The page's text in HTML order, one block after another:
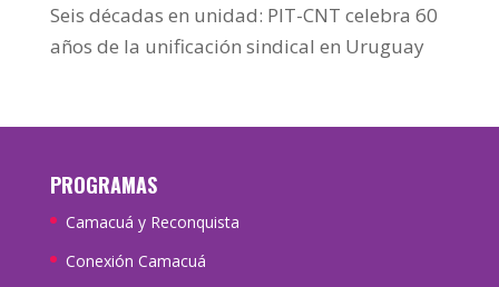
Seis décadas en unidad: PIT-CNT celebra 60
años de la unificación sindical en Uruguay
PROGRAMAS
Camacuá y Reconquista
Conexión Camacuá